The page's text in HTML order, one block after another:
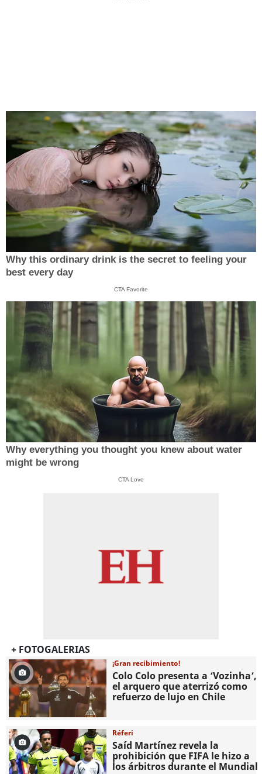
Why this ordinary drink is the secret to feeling your
best every day
CTA Favorite
Why everything you thought you knew about water
might be wrong
CTA Love
+ FOTOGALERIAS
¡Gran recibimiento!
Colo Colo presenta a ‘Vozinha’,
el arquero que aterrizó como
refuerzo de lujo en Chile
Réferi
Saíd Martínez revela la
prohibición que FIFA le hizo a
los árbitros durante el Mundial